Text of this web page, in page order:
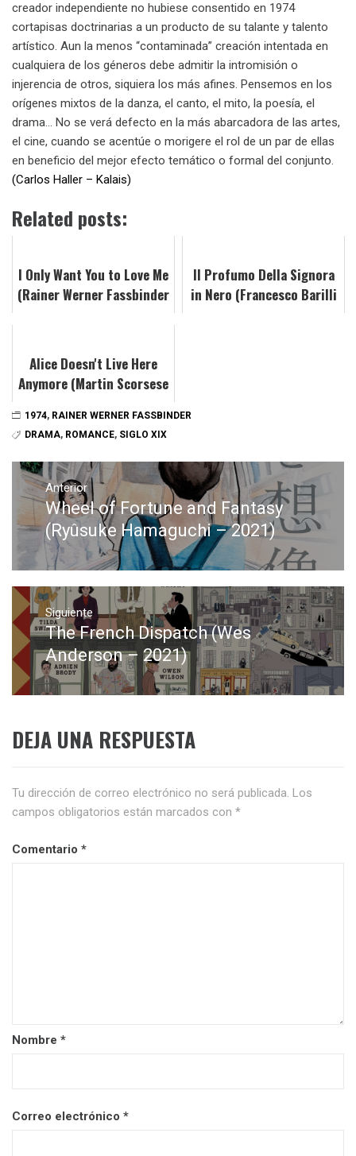
creador independiente no hubiese consentido en 1974
cortapisas doctrinarias a un producto de su talante y talento
artístico. Aun la menos “contaminada” creación intentada en
cualquiera de los géneros debe admitir la intromisión o
injerencia de otros, siquiera los más afines. Pensemos en los
orígenes mixtos de la danza, el canto, el mito, la poesía, el
drama… No se verá defecto en la más abarcadora de las artes,
el cine, cuando se acentúe o morigere el rol de un par de ellas
en beneficio del mejor efecto temático o formal del conjunto.
(Carlos Haller – Kalais)
Related posts:
I Only Want You to Love Me
(Rainer Werner Fassbinder
Il Profumo Della Signora
in Nero (Francesco Barilli
Alice Doesn't Live Here
Anymore (Martin Scorsese
1974, RAINER WERNER FASSBINDER
DRAMA, ROMANCE, SIGLO XIX
Navegación
de
entradas
Anterior
Entrada
anterior:
Wheel of Fortune and Fantasy
(Ryûsuke Hamaguchi – 2021)
Siguiente
Entrada
siguiente:
The French Dispatch (Wes
Anderson – 2021)
DEJA UNA RESPUESTA
Tu dirección de correo electrónico no será publicada. Los
campos obligatorios están marcados con *
Comentario *
Nombre *
Correo electrónico *